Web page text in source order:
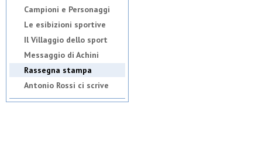
Campioni e Personaggi
Le esibizioni sportive
Il Villaggio dello sport
Messaggio di Achini
Rassegna stampa
Antonio Rossi ci scrive